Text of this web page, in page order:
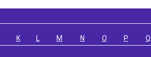
K M N O P Q